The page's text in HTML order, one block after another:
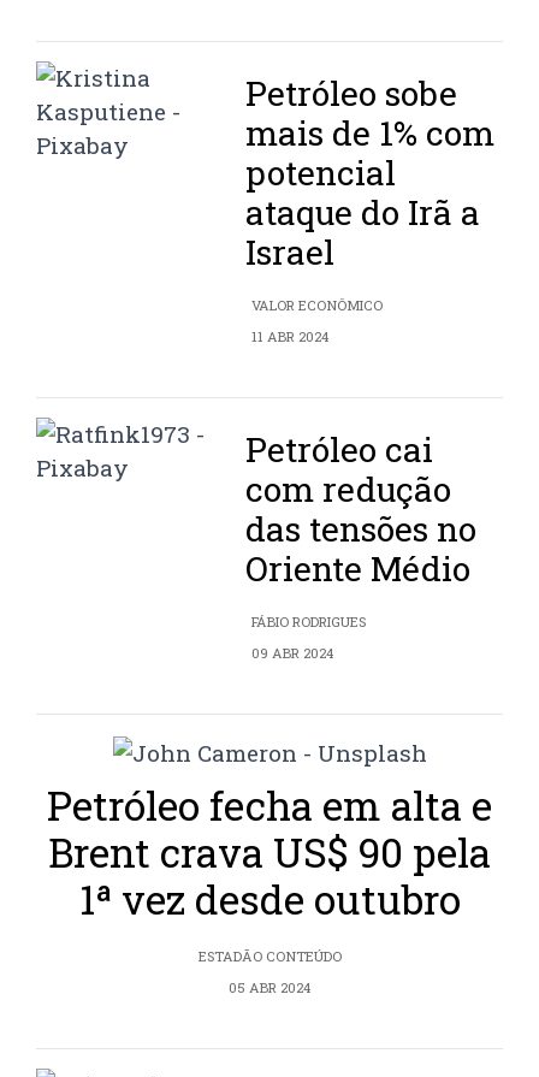
Petróleo sobe
mais de 1% com
potencial
ataque do Irã a
Israel
VALOR ECONÔMICO
11 ABR 2024
Petróleo cai
com redução
das tensões no
Oriente Médio
FÁBIO RODRIGUES
09 ABR 2024
Petróleo fecha em alta e
Brent crava US$ 90 pela
1ª vez desde outubro
ESTADÃO CONTEÚDO
05 ABR 2024